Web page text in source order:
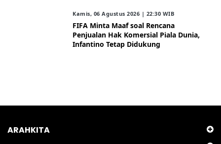
Kamis, 06 Agustus 2026 | 22:30 WIB
FIFA Minta Maaf soal Rencana
Penjualan Hak Komersial Piala Dunia,
Infantino Tetap Didukung
ARAHKITA